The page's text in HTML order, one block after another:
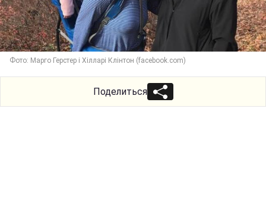
Фото: Марго Герстер і Хілларі Клінтон (facebook.com)
Поделиться